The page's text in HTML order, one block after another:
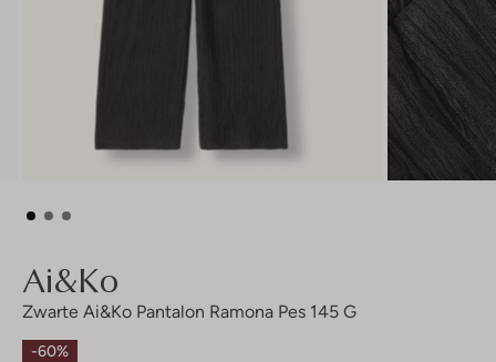
Ai&ko
Zwarte Ai&ko Pantalon Ramona Pes 145 G
-60%